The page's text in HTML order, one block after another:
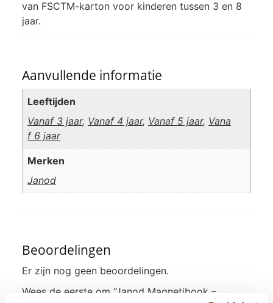
van FSCTM-karton voor kinderen tussen 3 en 8
jaar.
Aanvullende informatie
Leeftijden
Vanaf 3 jaar, Vanaf 4 jaar, Vanaf 5 jaar, Vana
f 6 jaar
Merken
Janod
Beoordelingen
Er zijn nog geen beoordelingen.
Wees de eerste om “Janod Magnetibook –